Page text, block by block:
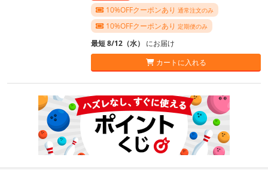
10%OFFクーポンあり 通常注文のみ
10%OFFクーポンあり 定期便のみ
最短 8/12（水） にお届け
カートに入れる